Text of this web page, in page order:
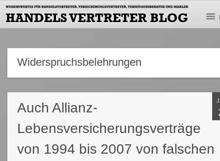
Widerspruchsbelehrungen
Auch Allianz-
Lebensversicherungsverträge
von 1994 bis 2007 von falschen